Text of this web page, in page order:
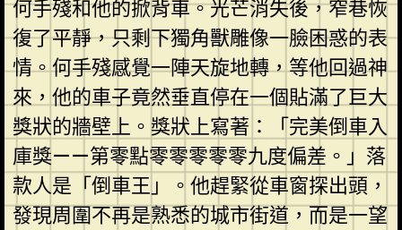
何手殘和他的掀背車。光芒消失後，窄巷恢
復了平靜，只剩下獨角獸雕像一臉困惑的表
情。何手殘感覺一陣天旋地轉，等他回過神
來，他的車子竟然垂直停在一個貼滿了巨大
獎狀的牆壁上。獎狀上寫著：「完美倒車入
庫獎——第零點零零零零零九度偏差。」落
款人是「倒車王」。他趕緊從車窗探出頭，
發現周圍不再是熟悉的城市街道，而是一望